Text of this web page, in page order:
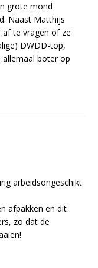
grote mond
Naast Matthijs
af te vragen of ze
DWDD-top,
allemaal boter op
arbeidsongeschikt
afpakken en dit
zo dat de